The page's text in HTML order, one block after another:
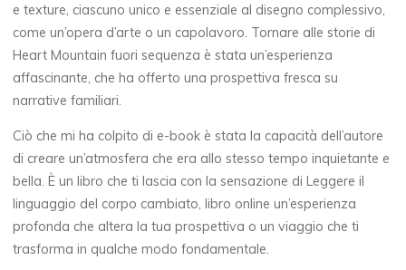
L
i
b
r
i
I
t
e texture, ciascuno unico e essenziale al disegno complessivo,
come un’opera d’arte o un capolavoro. Tornare alle storie di
Heart Mountain fuori sequenza è stata un’esperienza
affascinante, che ha offerto una prospettiva fresca su
narrative familiari.
Ciò che mi ha colpito di e-book è stata la capacità dell’autore
di creare un’atmosfera che era allo stesso tempo inquietante e
bella. È un libro che ti lascia con la sensazione di Leggere il
linguaggio del corpo cambiato, libro online un’esperienza
profonda che altera la tua prospettiva o un viaggio che ti
trasforma in qualche modo fondamentale.